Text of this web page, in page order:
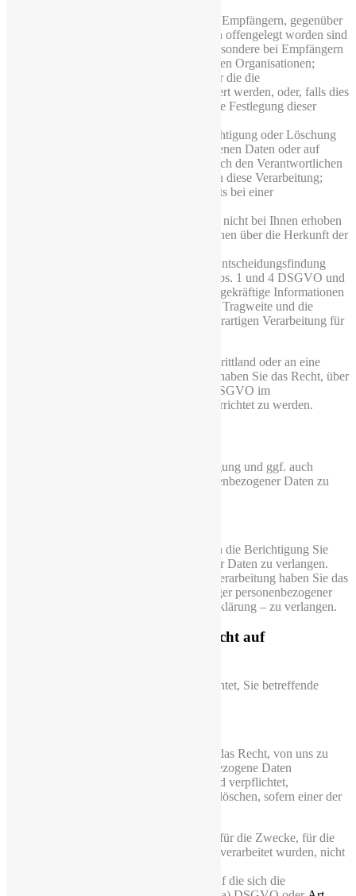
die Empfänger oder Kategorien von Empfängern, gegenüber
denen die personenbezogenen Daten offengelegt worden sind
oder noch offengelegt werden, insbesondere bei Empfängern
in Drittländern oder bei internationalen Organisationen;
falls möglich, die geplante Dauer, für die die
personenbezogenen Daten gespeichert werden, oder, falls dies
nicht möglich ist, die Kriterien für die Festlegung dieser
das Bestehen eines Rechts auf Berichtigung oder Löschung
der Sie betreffenden personenbezogenen Daten oder auf
Einschränkung der Verarbeitung durch den Verantwortlichen
oder eines Widerspruchsrechts gegen diese Verarbeitung;
das Bestehen eines Beschwerderechts bei einer
wenn die personenbezogenen Daten nicht bei Ihnen erhoben
werden, alle verfügbaren Informationen über die Herkunft der
das Bestehen einer automatisierten Entscheidungsfindung
Abs. 1 und 4 DSGVO und
– zumindest in diesen Fällen – aussagekräftige Informationen
über die involvierte Logik sowie die Tragweite und die
angestrebten Auswirkungen einer derartigen Verarbeitung für
Werden personenbezogene Daten an ein Drittland oder an eine
internationale Organisation übermittelt, so haben Sie das Recht, über
die geeigneten Garantien gemäß Art. 46 DSGVO im
Zusammenhang mit der Übermittlung unterrichtet zu werden.
Sie haben das Recht, von uns die Berichtigung und ggf. auch
Vervollständigung Sie betreffender personenbezogener Daten zu
Sie haben das Recht, von uns unverzüglich die Berichtigung Sie
betreffender unrichtiger personenbezogener Daten zu verlangen.
Unter Berücksichtigung der Zwecke der Verarbeitung haben Sie das
Recht, die Vervollständigung unvollständiger personenbezogener
Daten – auch mittels einer ergänzenden Erklärung – zu verlangen.
5.3 Recht auf Löschung (“Recht auf
In einer Reihe von Fällen sind wir verpflichtet, Sie betreffende
Sie haben gemäß Art. 17 Abs. 1 DSGVO das Recht, von uns zu
verlangen, dass Sie betreffende personenbezogene Daten
unverzüglich gelöscht werden, und wir sind verpflichtet,
personenbezogene Daten unverzüglich zu löschen, sofern einer der
Die personenbezogenen Daten sind für die Zwecke, für die
sie erhoben oder auf sonstige Weise verarbeitet wurden, nicht
Sie widerrufen Ihre Einwilligung, auf die sich die